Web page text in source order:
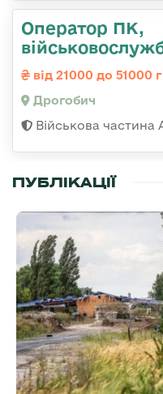
Оператор ПК,
від 21000 до 51000
Дрогобич
Військова частина
ПУБЛІКАЦІЇ